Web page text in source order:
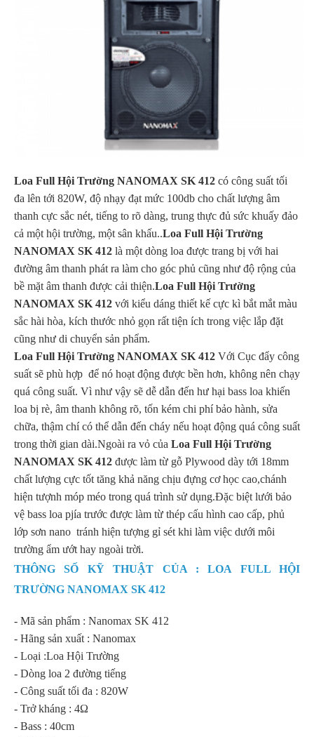
Loa Full Hội Trường NANOMAX SK 412 có công suất tối
đa lên tới 820W, độ nhạy đạt mức 100db cho chất lượng âm
thanh cực sắc nét, tiếng to rõ dàng, trung thực đủ sức khuấy đảo
cả một hội trường, một sân khấu..Loa Full Hội Trường
NANOMAX SK 412 là một dòng loa được trang bị với hai
đường âm thanh phát ra làm cho góc phủ cũng như độ rộng của
bề mặt âm thanh được cải thiện.Loa Full Hội Trường
NANOMAX SK 412 với kiểu dáng thiết kế cực kì bắt mắt màu
sắc hài hòa, kích thước nhỏ gọn rất tiện ích trong việc lắp đặt
cũng như di chuyển sản phẩm.
Loa Full Hội Trường NANOMAX SK 412 Với Cục đẩy công
suất sẽ phù hợp để nó hoạt động được bền hơn, không nên chạy
quá công suất. Vì như vậy sẽ dễ dẫn đến hư hại bass loa khiến
loa bị rè, âm thanh không rõ, tốn kém chi phí bảo hành, sửa
chữa, thậm chí có thể dẫn đến cháy nếu hoạt động quá công suất
trong thời gian dài.Ngoài ra vỏ của Loa Full Hội Trường
NANOMAX SK 412 được làm từ gỗ Plywood dày tới 18mm
chất lượng cực tốt tăng khả năng chịu đựng cơ học cao,chánh
hiện tượnh móp méo trong quá trình sử dụng.Đặc biệt lưới bảo
vệ bass loa pjía trước được làm từ thép cấu hình cao cấp, phủ
lớp sơn nano tránh hiện tượng gỉ sét khi làm việc dưới môi
trường ẩm ướt hay ngoài trời.
THÔNG SỐ KỸ THUẬT CỦA : LOA FULL HỘI
TRƯỜNG NANOMAX SK 412
- Mã sản phẩm : Nanomax SK 412
- Hãng sản xuất : Nanomax
- Loại :Loa Hội Trường
- Dòng loa 2 đường tiếng
- Công suất tối đa : 820W
- Trở kháng : 4Ω
- Bass : 40cm